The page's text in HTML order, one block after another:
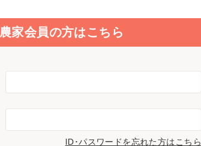
農家会員の方はこちら
ID･パスワードを忘れた方はこちら